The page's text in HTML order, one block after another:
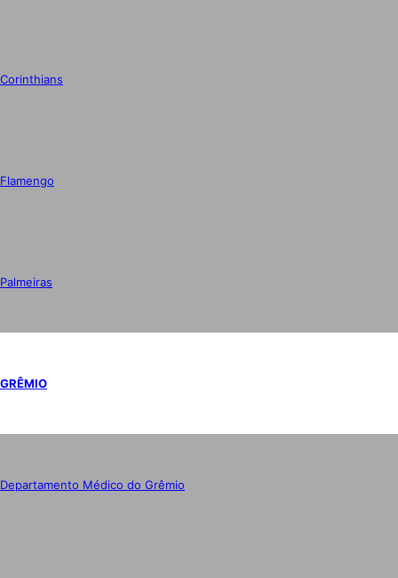
Corinthians
Flamengo
Palmeiras
GRÊMIO
Departamento Médico do Grêmio